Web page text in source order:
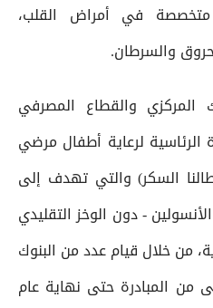
في أمراض القلب،
والسرطان.
المركزي والقطاع المصرفي
الرئاسية لرعاية أطفال مرضي
السكر) والتي تهدف إلى
- دون الوخز التقليدي
من خلال قيام عدد من البنوك
من المبادرة حتى نهاية عام